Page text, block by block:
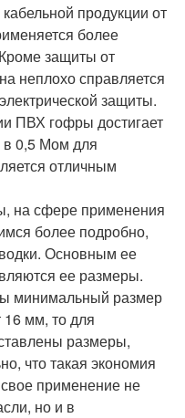
продукции от
более
защиты от
неплохо справляется
защиты.
ПВХ гофры достигает
0,5 Мом для
отличным
на сфере применения
более подробно,
Основным ее
ее размеры.
минимальный размер
16 мм, то для
размеры,
что такая экономия
применение не
но и в